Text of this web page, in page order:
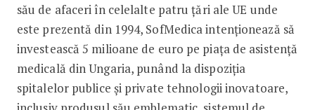
său de afaceri în celelalte patru țări ale UE unde
este prezentă din 1994, SofMedica intenționează să
investească 5 milioane de euro pe piața de asistență
medicală din Ungaria, punând la dispoziția
spitalelor publice și private tehnologii inovatoare,